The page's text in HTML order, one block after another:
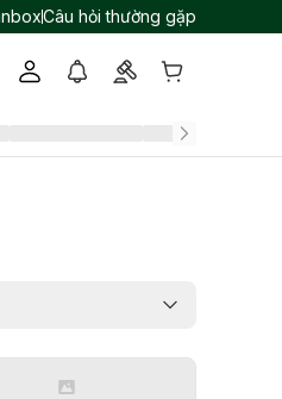
Câu hỏi thường gặp